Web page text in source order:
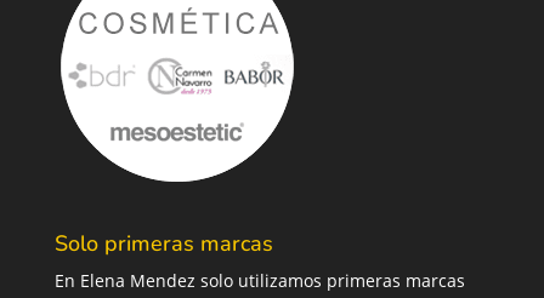
Solo primeras marcas
En Elena Mendez solo utilizamos primeras marcas